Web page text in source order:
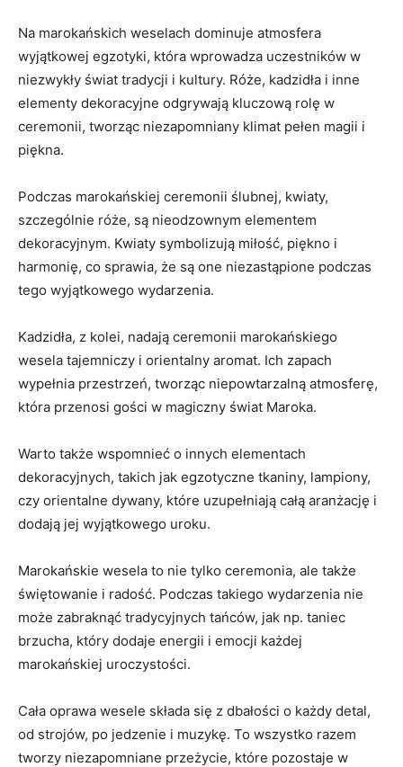
Na marokańskich ⁤weselach dominuje ​atmosfera
wyjątkowej egzotyki, która wprowadza‌ uczestników w
niezwykły świat tradycji i kultury. ⁤Róże, kadzidła ‍i inne
‍elementy dekoracyjne‍ odgrywają kluczową rolę ⁢w
ceremonii, tworząc​ niezapomniany klimat pełen‌ magii‍ i​
piękna.
Podczas marokańskiej ceremonii ślubnej, kwiaty,
szczególnie róże, są nieodzownym elementem
dekoracyjnym.⁣ Kwiaty⁣ symbolizują miłość, piękno i⁢
harmonię,‍ co sprawia, ‍że są one niezastąpione podczas‍
tego​ wyjątkowego wydarzenia.
Kadzidła,‌ z kolei, nadają ceremonii marokańskiego
⁣wesela tajemniczy i orientalny aromat. Ich zapach
wypełnia przestrzeń, tworząc niepowtarzalną atmosferę,
która przenosi gości w magiczny świat Maroka.
Warto​ także wspomnieć o innych⁢ elementach
⁤dekoracyjnych, takich jak egzotyczne tkaniny, lampiony,
czy orientalne⁣ dywany, które uzupełniają całą aranżację i
dodają​ jej⁢ wyjątkowego ⁣uroku.
Marokańskie wesela ⁤to nie tylko ⁤ceremonia, ale‍ także
świętowanie⁢ i radość. ⁣Podczas takiego wydarzenia nie
może zabraknąć tradycyjnych tańców, jak ​np. taniec
brzucha, który dodaje ‍energii i emocji‌ każdej
marokańskiej uroczystości.
Cała oprawa wesele składa się z dbałości o każdy detal,
od strojów, ‌po ⁣jedzenie i muzykę. To wszystko razem
tworzy niezapomniane przeżycie, które pozostaje w